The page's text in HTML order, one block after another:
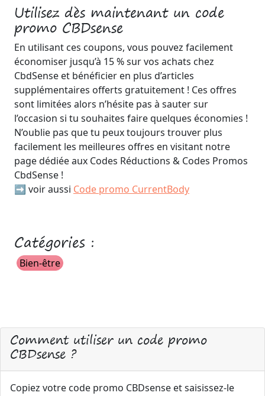
Utilisez dès maintenant un code
promo CBDsense
En utilisant ces coupons, vous pouvez facilement
économiser jusqu’à 15 % sur vos achats chez
CbdSense et bénéficier en plus d’articles
supplémentaires offerts gratuitement ! Ces offres
sont limitées alors n’hésite pas à sauter sur
l’occasion si tu souhaites faire quelques économies !
N’oublie pas que tu peux toujours trouver plus
facilement les meilleures offres en visitant notre
page dédiée aux Codes Réductions & Codes Promos
CbdSense !
➡️ voir aussi Code promo CurrentBody
Catégories :
Bien-être
Comment utiliser un code promo
CBDsense ?
Copiez votre code promo CBDsense et saisissez-le